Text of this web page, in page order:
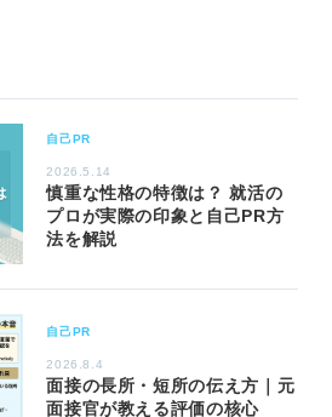
自己PR
2026.5.14
慎重な性格の特徴は？ 就活の
プロが実際の印象と自己PR方
法を解説
自己PR
2026.8.4
面接の長所・短所の伝え方｜元
面接官が教える評価の核心